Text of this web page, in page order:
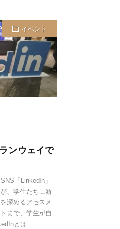
イベント
ンウェイで
「LinkedIn」
、学生たちに新
深めるアセスメ
まで、学生が自
とは